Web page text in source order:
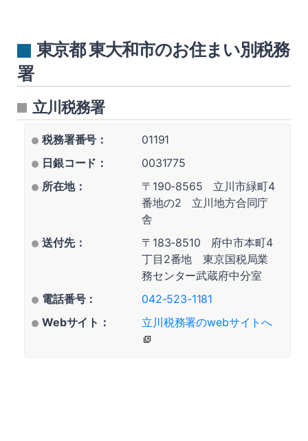
東京都 東大和市のお住まい別税務
署
立川税務署
税務署番号：
01191
日銀コード：
0031775
所在地：
〒190-8565 立川市緑町4
番地の2 立川地方合同庁
舎
送付先：
〒183-8510 府中市本町4
丁目2番地 東京国税局業
務センター武蔵府中分室
電話番号：
042-523-1181
Webサイト：
立川税務署のwebサイトへ